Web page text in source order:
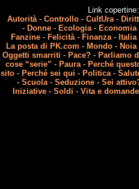
Link
Autorità-Controllo -CultUra -
- Donne - Ecologia- Economia
Fanzine - Felicità- Finanza- Italia
La posta di PK.com - Mondo - Noia
Oggetti smarriti - Pace? - Parliamo
cose “serie” - Paura- Perché
sito - Perché sei qui - Politica-
-Scuola-Seduzione -Sei
Iniziative -Soldi -Vita e domande